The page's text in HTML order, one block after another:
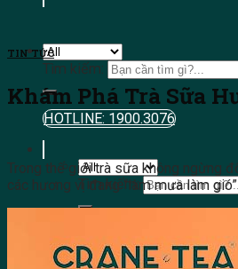
Tìm kiếm:
HOTLINE: 1900.3076
Tìm kiếm:
TIN TỨC
Khám Phá Trà Sữa
Trong thế giới trà sữa không ngừng
các hương vị đang “làm mưa làm